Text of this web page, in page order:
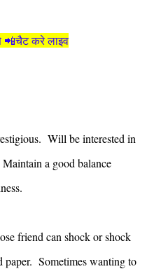
📲चैट करे लाइव
Will be interested in
a good balance
friend can shock or shock
paper. Sometimes wanting to